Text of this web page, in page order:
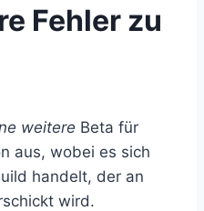
Fehler zu
weitere Beta für
aus, wobei es sich
handelt, der an
wird.